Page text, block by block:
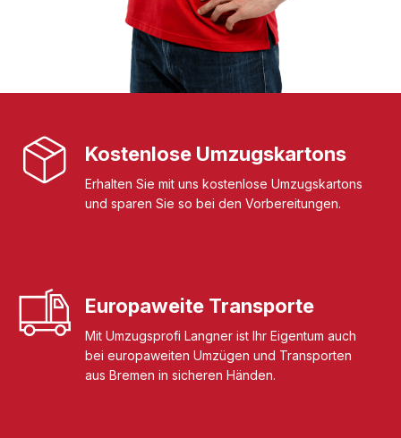
Kostenlose Umzugskartons
Erhalten Sie mit uns kostenlose Umzugskartons
und sparen Sie so bei den Vorbereitungen.
Europaweite Transporte
Mit Umzugsprofi Langner ist Ihr Eigentum auch
bei europaweiten Umzügen und Transporten
aus Bremen in sicheren Händen.